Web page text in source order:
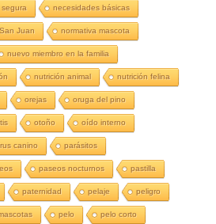
segura necesidades básicas
Juan normativa mascota
nuevo miembro en la familia
nutrición animal nutrición felina
orejas oruga del pino
otoño oído interno
canino parásitos
paseos nocturnos pastilla
paternidad pelaje peligro
pelo pelo corto